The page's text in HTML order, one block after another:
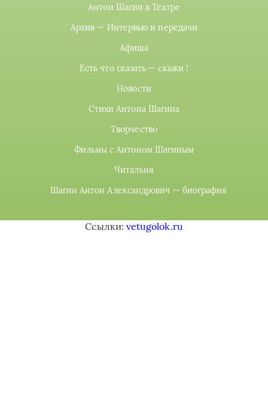
Антон Шагин в Театре
Архив — Интервью и передачи
Афиша
Есть что сказать — скажи !
Новости
Стихи Антона Шагина
Творчество
Фильмы с Антоном Шагиным
Читальня
Шагин Антон Александрович — биография
Ссылки: vetugolok.ru